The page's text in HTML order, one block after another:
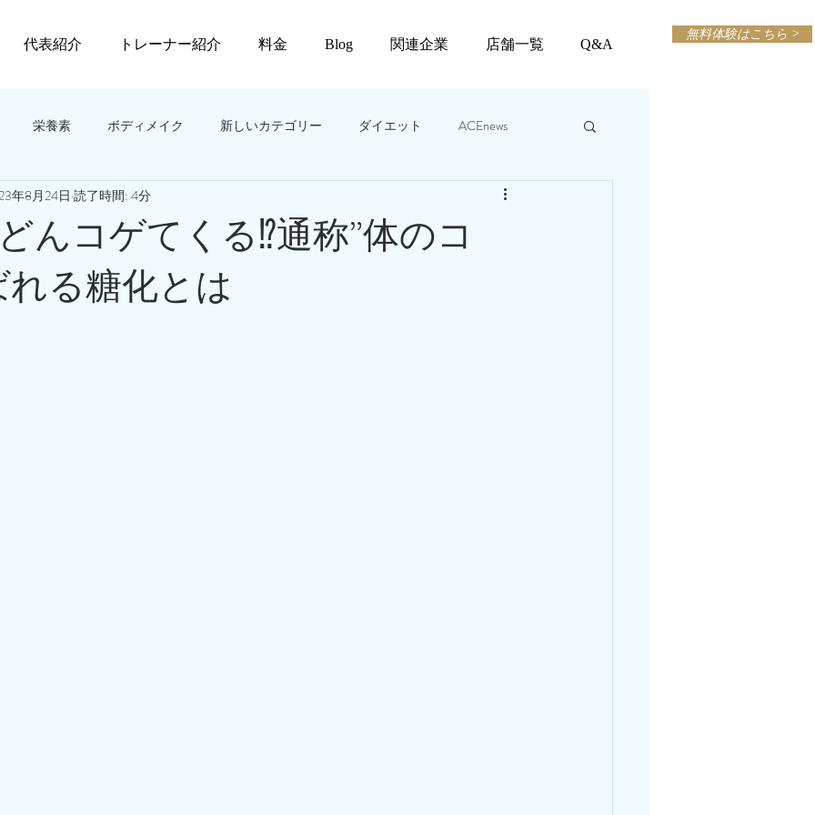
代表紹介 トレーナー紹介 料金 Blog 関連企業 店舗一覧 Q&A
無料体験はこちら >
栄養素 ボディメイク 新しいカテゴリー ダイエット ACEnews
んコゲてくる⁉️通称”体のコ
る糖化とは
年8月24日 読了時間: 4分